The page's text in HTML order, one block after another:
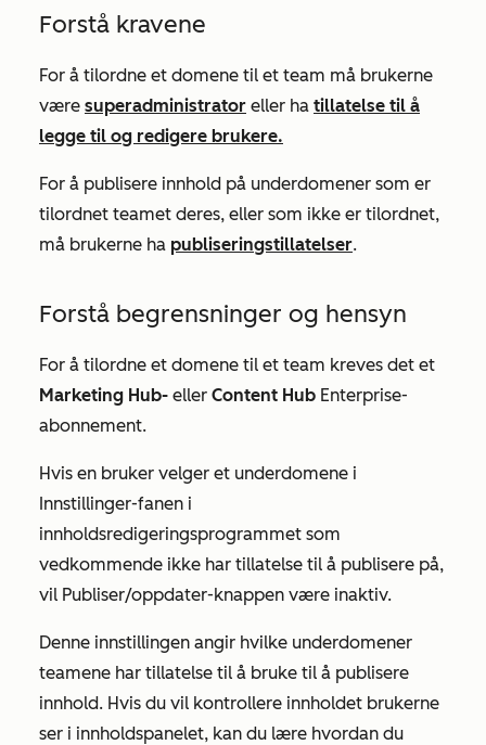
Forstå kravene
For å tilordne et domene til et team må brukerne
være superadministrator eller ha tillatelse til å
legge til og redigere brukere.
For å publisere innhold på underdomener som er
tilordnet teamet deres, eller som ikke er tilordnet,
må brukerne ha publiseringstillatelser.
Forstå begrensninger og hensyn
For å tilordne et domene til et team kreves det et
Marketing Hub- eller Content Hub Enterprise-
abonnement.
Hvis en bruker velger et underdomene i
Innstillinger-fanen i
innholdsredigeringsprogrammet som
vedkommende ikke har tillatelse til å publisere på,
vil Publiser/oppdater-knappen være inaktiv.
Denne innstillingen angir hvilke underdomener
teamene har tillatelse til å bruke til å publisere
innhold. Hvis du vil kontrollere innholdet brukerne
ser i innholdspanelet, kan du lære hvordan du